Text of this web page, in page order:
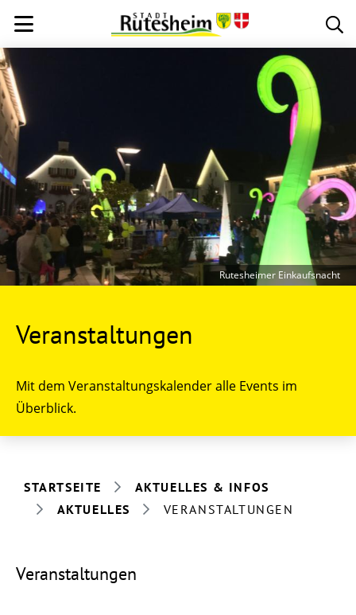
Veranstaltungen
Mit dem Veranstaltungskalender alle Events im
Überblick.
Rutesheimer Einkaufsnacht
STARTSEITE
AKTUELLES & INFOS
AKTUELLES
VERANSTALTUNGEN
Veranstaltungen